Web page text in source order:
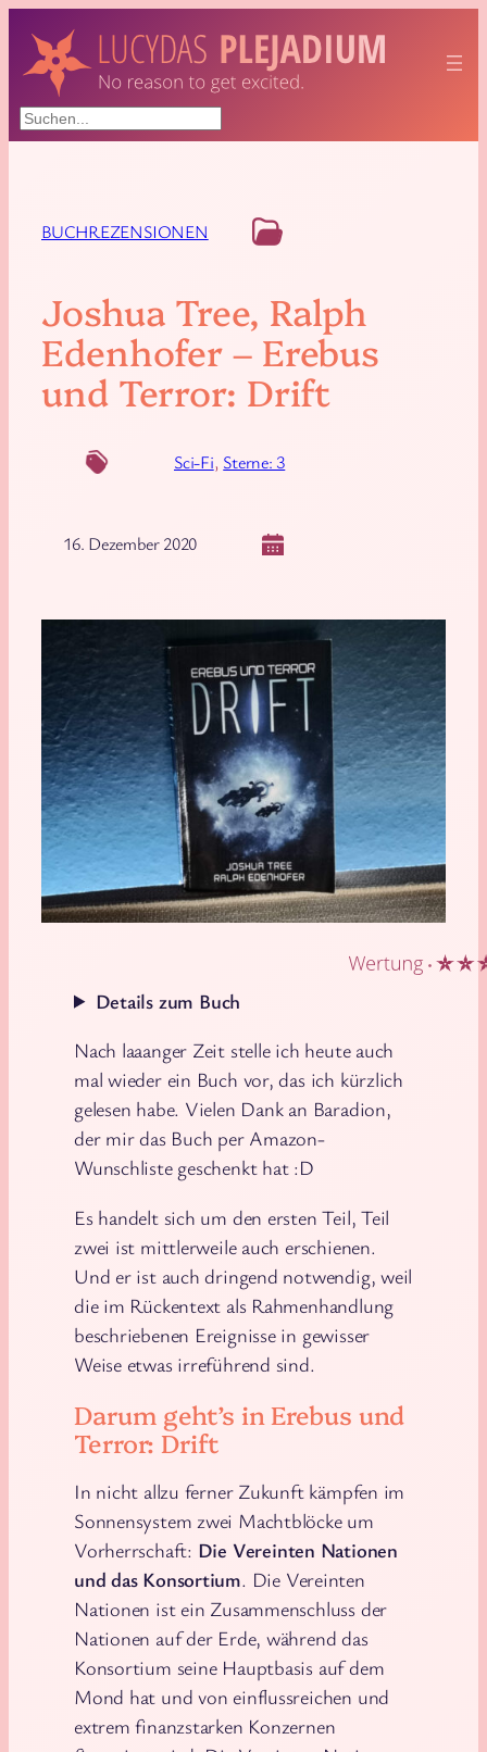
Suchen
BUCHREZENSIONEN
Joshua Tree, Ralph
Edenhofer – Erebus
und Terror: Drift
16. Dezember 2020
Sci-Fi, Sterne: 3
Details zum Buch
Nach laaanger Zeit stelle ich heute auch
mal wieder ein Buch vor, das ich kürzlich
gelesen habe. Vielen Dank an Baradion,
der mir das Buch per Amazon-
Wunschliste geschenkt hat :D
Es handelt sich um den ersten Teil, Teil
zwei ist mittlerweile auch erschienen.
Und er ist auch dringend notwendig, weil
die im Rückentext als Rahmenhandlung
beschriebenen Ereignisse in gewisser
Weise etwas irreführend sind.
Darum geht’s in Erebus und
Terror: Drift
In nicht allzu ferner Zukunft kämpfen im
Sonnensystem zwei Machtblöcke um
Vorherrschaft: Die Vereinten Nationen
und das Konsortium. Die Vereinten
Nationen ist ein Zusammenschluss der
Nationen auf der Erde, während das
Konsortium seine Hauptbasis auf dem
Mond hat und von einflussreichen und
extrem finanzstarken Konzernen